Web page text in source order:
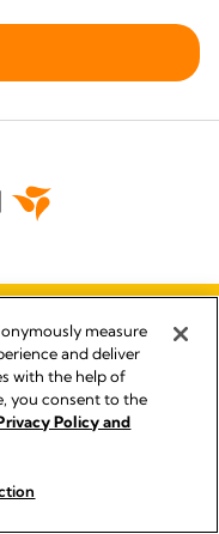
Acheter maintenant
Acheter maintenant
RESPECT DEmeasure
and deliver
with the help of
you consent to the
Policy and